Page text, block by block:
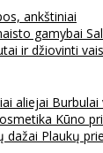
ankštiniai
gamybai
ir džiovinti
aliejai Burbulai
Kūno
dažai Plaukų